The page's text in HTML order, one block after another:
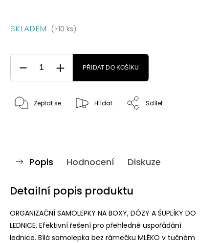
SKLADEM (>10 ks)
PŘIDAT DO KOŠÍKU
Zeptat se Hlídat Sdílet
Popis Hodnocení Diskuze
Detailní popis produktu
ORGANIZAČNÍ SAMOLEPKY NA BOXY, DÓZY A ŠUPLÍKY DO
LEDNICE. Efektivní řešení pro přehledné uspořádání
lednice. Bílá samolepka bez rámečku MLÉKO v tučném